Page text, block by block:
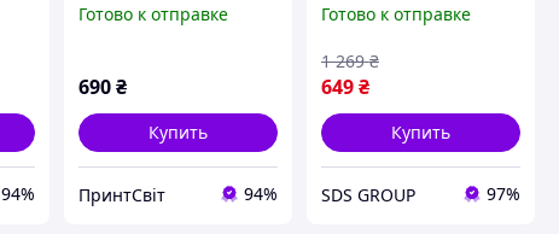
94%
Готово к отправке
690 ₴
Купить
ПринтСвіт 94%
Кобейн
Готово к отправке
649₴
1 269 ₴
Купить
SDS GROUP 97%